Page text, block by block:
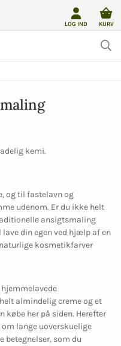
LOG IND KURV
kemi.
og til fastelavn og
udenom. Er du ikke helt
ansigtsmaling
din egen ved hjælp af en
kosmetikfarver
almindelig creme og et
købe her på siden. Herefter
lange uoverskuelige
betegnelser, som du